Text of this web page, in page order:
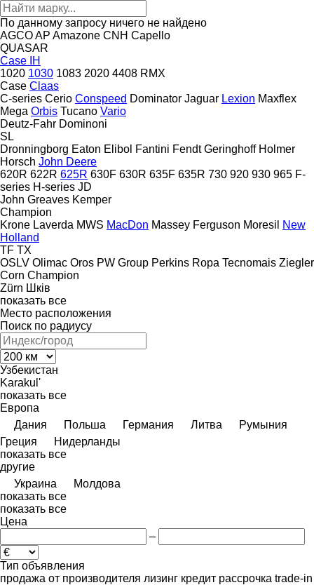
По данному запросу ничего не найдено
AGCOAP Amazone CNH Capello
QUASAR
Case IH
1020 1030 1083 2020 4408 RMX
Case Claas
C-series Cerio Conspeed Dominator Jaguar Lexion Maxflex
Mega Orbis Tucano Vario
Deutz-Fahr Dominoni
SL
Dronningborg Eaton Elibol Fantini Fendt Geringhoff Holmer
Horsch John Deere
620R 622R 625R 630F 630R 635F 635R 730 920 930 965 F-
series H-series JD
John Greaves Kemper
Champion
Krone Laverda MWS MacDon Massey Ferguson Moresil
New
Holland
TF TX
OSLV Olimac Oros PW Group Perkins Ropa Tecnomais Ziegler
Corn Champion
Zürn Шків
показать все
Место расположения
Поиск по радиусу
Узбекистан
Karakul'
показать все
Европа
Дания
Польша Германия Литва
Румыния
Греция
Нидерланды
показать все
другие
Украина
Молдова
показать все
показать все
Цена
–
Тип объявления
продажа от производителя лизинг кредит рассрочка trade-in